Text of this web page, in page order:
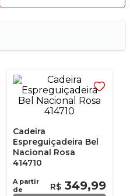
Cadeira
Espreguiçadeira Bel
Nacional Rosa
414710
A partir
de
R$ 349,99